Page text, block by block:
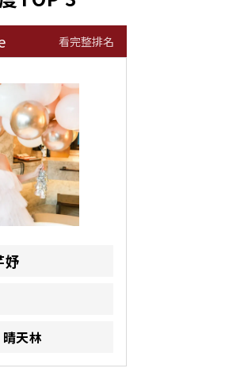
看完整排名
妤
天林